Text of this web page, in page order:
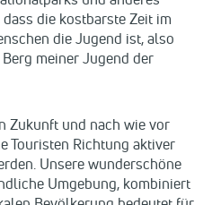
die kostbarste Zeit im
die Jugend ist, also
meiner Jugend der
Zukunft und nach wie vor
Touristen Richtung aktiver
Unsere wunderschöne
Umgebung, kombiniert